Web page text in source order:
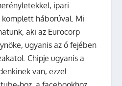
ipari
komplett háborúval. Mi
aki az Eurocorp
ugyanis az ő fejében
Chipje ugyanis a
van, ezzel